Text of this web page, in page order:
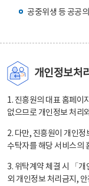
공중위생 등 공공
개인정보처
1. 진흥원의 대표 홈페
없으므로 개인정보 처리
2. 다만, 진흥원이 개인
수탁자를 해당 서비스의
3. 위탁계약 체결 시 「
외 개인정보 처리금지,